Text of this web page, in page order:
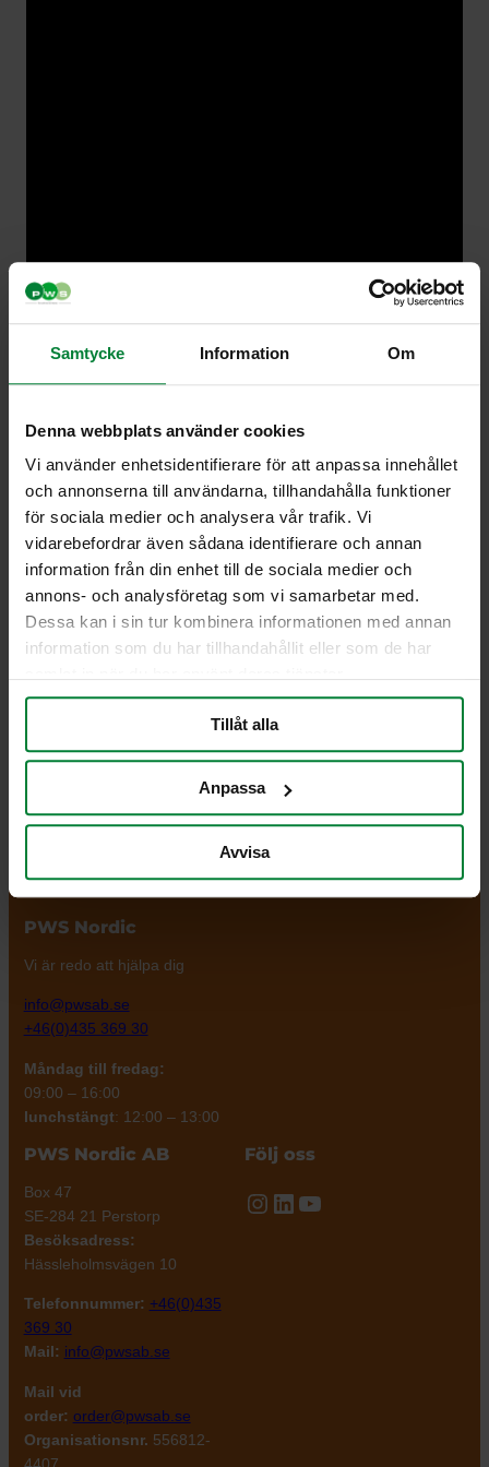
Samtycke Information Om
Denna webbplats använder cookies
Vi använder enhetsidentifierare för att anpassa innehållet
och annonserna till användarna, tillhandahålla funktioner
för sociala medier och analysera vår trafik. Vi
vidarebefordrar även sådana identifierare och annan
information från din enhet till de sociala medier och
annons- och analysföretag som vi samarbetar med.
Dessa kan i sin tur kombinera informationen med annan
information som du har tillhandahållit eller som de har
Tillåt alla
Anpassa
Avvisa
PWS Nordic
effektiva,
och väl
fungerande
tjänster för
Media
Bildbank
Filmer
Information
Om PWS
Impressum
PWS Nordic
Vi är redo att hjälpa dig
info@pwsab.se
+46(0)435 369 30
Måndag till fredag:
09:00 – 16:00
lunchstängt: 12:00 – 13:00
PWS Nordic AB
Box 47
SE-284 21 Perstorp
Besöksadress:
Hässleholmsvägen 10
Telefonnummer: +46(0)435
369 30
Mail: info@pwsab.se
Mail vid
order: order@pwsab.se
Organisationsnr. 556812-
4407
Följ oss
Instagram
LinkedIn
YouTube